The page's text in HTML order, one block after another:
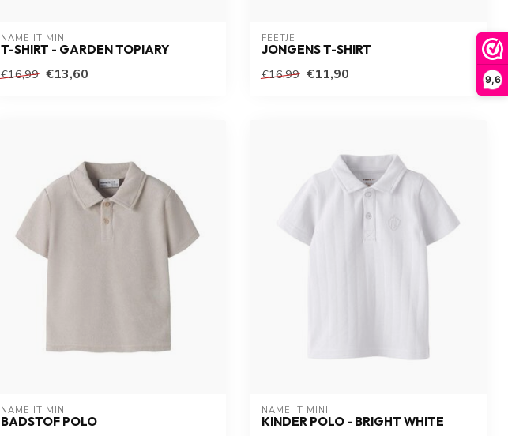
9,6
NAME IT MINI
T-SHIRT - GARDEN TOPIARY
€16,99 €13,60
FEETJE
JONGENS T-SHIRT
€16,99 €11,90
NAME IT MINI
BADSTOF POLO
NAME IT MINI
KINDER POLO - BRIGHT WHITE